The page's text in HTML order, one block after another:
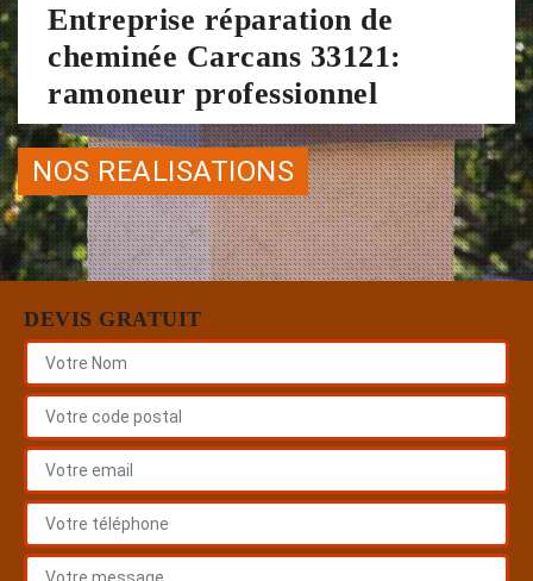
Entreprise réparation de
cheminée Carcans 33121:
ramoneur professionnel
NOS REALISATIONS
DEVIS GRATUIT